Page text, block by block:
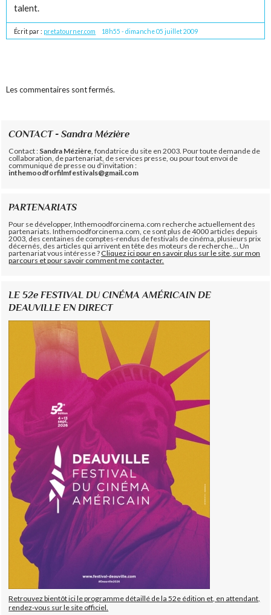
talent.
Écrit par : pretatourner.com 18h55 -dimanche 05 juillet 2009
Les commentaires sont fermés.
CONTACT - Sandra Mézière
Contact : Sandra Mézière , fondatrice du site en 2003. Pour toute demande de
collaboration, de partenariat, de services presse, ou pour tout envoi de
communiqué de presse ou d'invitation :
inthemoodforfilmfestivals@gmail.com
PARTENARIATS
Pour se développer, Inthemoodforcinema.com recherche actuellement des
partenariats. Inthemoodforcinema.com, ce sont plus de 4000 articles depuis
2003, des centaines de comptes-rendus de festivals de cinéma, plusieurs prix
décernés, des articles qui arrivent en tête des moteurs de recherche... Un
partenariat vous intéresse ?Cliquez ici pour en savoir plus sur le site, sur mon
parcours et pour savoir comment me contacter.
LE 52e FESTIVAL DU CINÉMA AMÉRICAIN DE
DEAUVILLE EN DIRECT
Retrouvez bientôt ici le programme détaillé de la 52e édition et, en attendant,
rendez-vous sur le site officiel.